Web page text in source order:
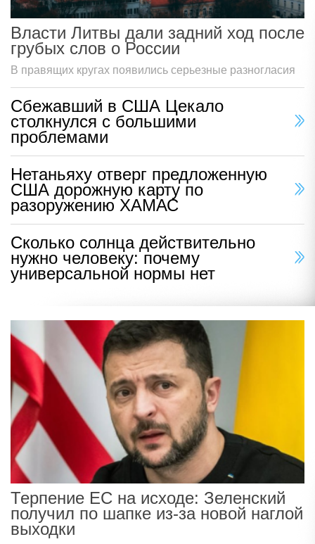
Власти Литвы дали задний ход после
грубых слов о России
В правящих кругах появились серьезные разногласия
Сбежавший в США Цекало
столкнулся с большими
проблемами
Нетаньяху отверг предложенную
США дорожную карту по
разоружению ХАМАС
Сколько солнца действительно
нужно человеку: почему
универсальной нормы нет
Терпение ЕС на исходе: Зеленский
получил по шапке из-за новой наглой
выходки